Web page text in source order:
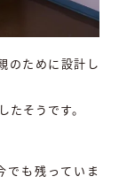
のために設計し
たそうです。
でも残っていま